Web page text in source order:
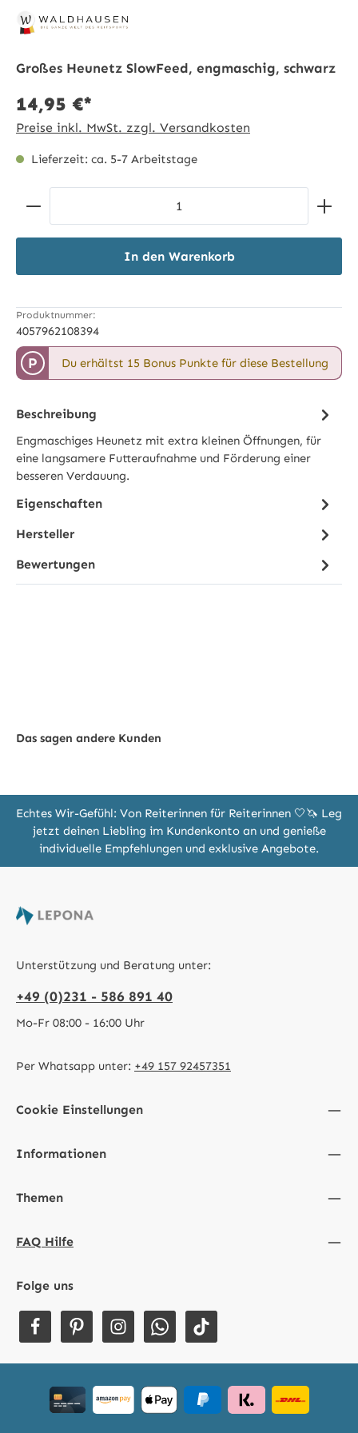
Großes Heunetz SlowFeed, engmaschig, schwarz
14,95 €*
Preise inkl. MwSt. zzgl. Versandkosten
Lieferzeit: ca. 5-7 Arbeitstage
Produkt Anzahl: Gib den gewünschten Wert ein
In den Warenkorb
Produktnummer:
4057962108394
P Du erhältst 15 Bonus Punkte für diese Bestellung
Beschreibung
Engmaschiges Heunetz mit extra kleinen Öffnungen, für
eine langsamere Futteraufnahme und Förderung einer
besseren Verdauung.
Eigenschaften
Hersteller
Bewertungen
Das sagen andere Kunden
Echtes Wir-Gefühl: Von Reiterinnen für Reiterinnen 🤍🦄 Leg
jetzt deinen Liebling im Kundenkonto an und genieße
individuelle Empfehlungen und exklusive Angebote.
Unterstützung und Beratung unter:
+49 (0)231 - 586 891 40
Mo-Fr 08:00 - 16:00 Uhr
Per Whatsapp unter: +49 157 92457351
Cookie Einstellungen
Informationen
Themen
FAQ Hilfe
Folge uns